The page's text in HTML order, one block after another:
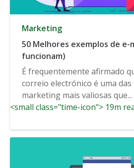
Marketing
50 Melhores exemplos de e-
funcionam)
É frequentemente afirmado
correio electrónico é uma
marketing mais valiosas que...
<small class="time-icon"> 19m